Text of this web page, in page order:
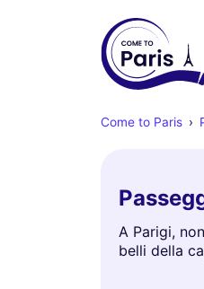
Come to Paris
A Parigi,
belli della